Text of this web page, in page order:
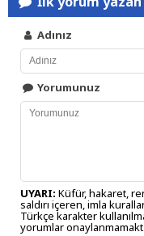
Adınız
Yorumunuz
UYARI: Küfür, hakaret,
saldırı içeren, imla
Türkçe karakter
yorumlar